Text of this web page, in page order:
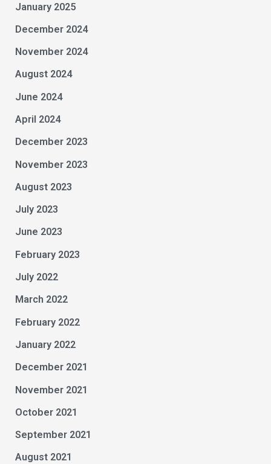
January 2025
December 2024
November 2024
August 2024
June 2024
April 2024
December 2023
November 2023
August 2023
July 2023
June 2023
February 2023
July 2022
March 2022
February 2022
January 2022
December 2021
November 2021
October 2021
September 2021
August 2021